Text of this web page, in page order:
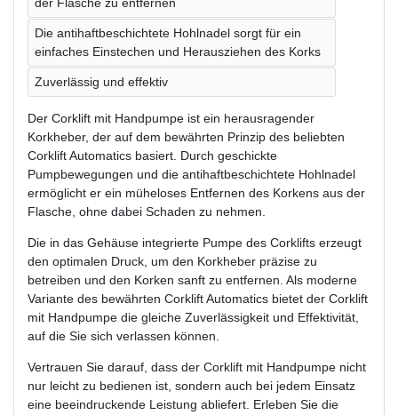
der Flasche zu entfernen
Die antihaftbeschichtete Hohlnadel sorgt für ein
einfaches Einstechen und Herausziehen des Korks
Zuverlässig und effektiv
Der Corklift mit Handpumpe ist ein herausragender
Korkheber, der auf dem bewährten Prinzip des beliebten
Corklift Automatics basiert. Durch geschickte
Pumpbewegungen und die antihaftbeschichtete Hohlnadel
ermöglicht er ein müheloses Entfernen des Korkens aus der
Flasche, ohne dabei Schaden zu nehmen.
Die in das Gehäuse integrierte Pumpe des Corklifts erzeugt
den optimalen Druck, um den Korkheber präzise zu
betreiben und den Korken sanft zu entfernen. Als moderne
Variante des bewährten Corklift Automatics bietet der Corklift
mit Handpumpe die gleiche Zuverlässigkeit und Effektivität,
auf die Sie sich verlassen können.
Vertrauen Sie darauf, dass der Corklift mit Handpumpe nicht
nur leicht zu bedienen ist, sondern auch bei jedem Einsatz
eine beeindruckende Leistung abliefert. Erleben Sie die